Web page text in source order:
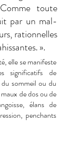
toute
par un mal-
rationnelles
».
elle se manifeste
significatifs de
sommeil ou du
de dos ou de
élans de
penchants